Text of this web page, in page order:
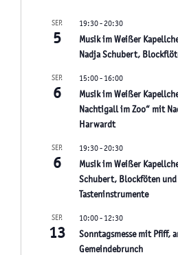
SEP.
5
19:30- 20:30
Musik im Weißer
Nadja Schubert,
SEP.
6
15:00- 16:00
Musik im Weißer
Nachtigall im Zoo“ mit
Harwardt
SEP.
6
19:30- 20:30
Musik im Weißer
Schubert, Blockföten
Tasteninstrumente
SEP.
13
10:00- 12:30
Sonntagsmesse mit Pfiff,
Gemeindebrunch